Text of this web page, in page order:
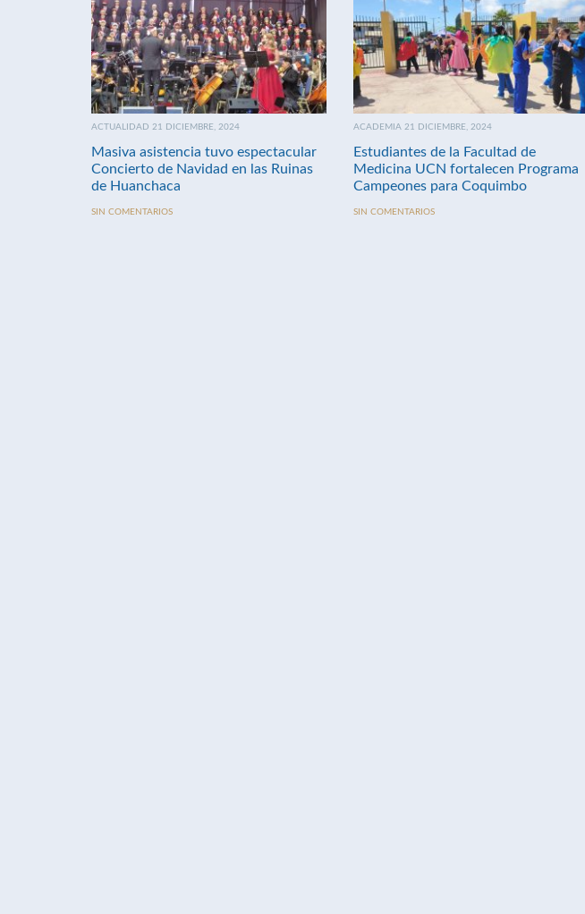
ACTUALIDAD 21 DICIEMBRE, 2024
Masiva asistencia tuvo espectacular
Concierto de Navidad en las Ruinas
de Huanchaca
SIN COMENTARIOS
ACADEMIA 21 DICIEMBRE, 2024
Estudiantes de la Facultad de
Medicina UCN fortalecen Programa
Campeones para Coquimbo
SIN COMENTARIOS